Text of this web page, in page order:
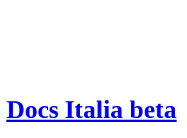
Docs Italia beta